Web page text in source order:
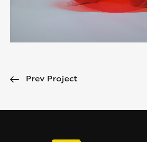
Prev Project